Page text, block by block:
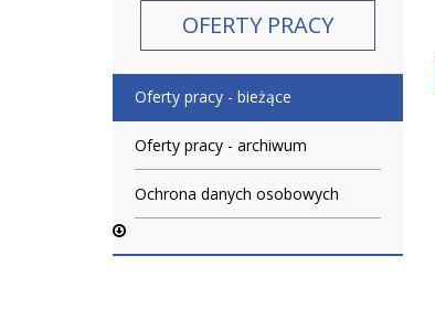
OFERTY PRACY
Oferty pracy - bieżące
Oferty pracy - archiwum
Ochrona danych osobowych